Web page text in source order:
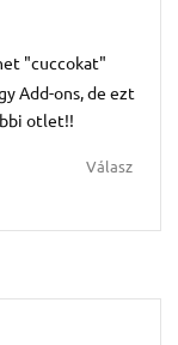
"cuccokat"
Add-ons, de ezt
otlet!!
Válasz